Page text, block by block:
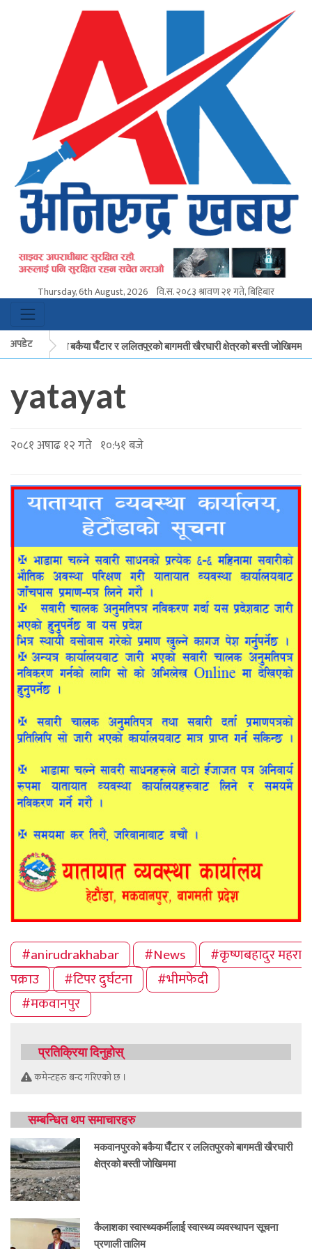
Thursday, 6th August, 2026 वि.स.२०८३ श्रावण २१ गते, बिहिबार
अपडेट
मकवानपुरको बकैया घैँटार र ललितपुरको बागमती खैरघारी क्षेत्रको बस्ती जोखिममा
मकवानपुरको बकैया घैँटार र ललितपुरको बागमती खैरघारी क्षेत्रको बस्ती जोखिममा
yatayat
२०८१ अषाढ १२ गते १०:५१ बजे
#anirudrakhabar #News
#कृष्णबहादुर महरा
पक्राउ
#टिपर दुर्घटना
#भीमफेदी
#मकवानपुर
प्रतिक्रिया दिनुहोस्
कमेन्टहरु बन्द गरिएको छ ।
सम्बन्धित थप समाचारहरु
मकवानपुरको बकैया घैँटार र ललितपुरको बागमती खैरघारी
क्षेत्रको बस्ती जोखिममा
कैलाशका स्वास्थ्यकर्मीलाई स्वास्थ्य व्यवस्थापन सूचना
प्रणाली तालिम